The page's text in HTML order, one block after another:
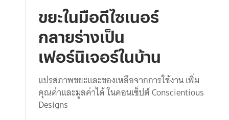
ขยะในมือดีไซเนอร์
กลายร่างเป็น
เฟอร์นิเจอร์ในบ้าน
แปรสภาพขยะและของเหลือจากการใช้งาน เพิ่ม
คุณค่าและมูลค่าได้ ในคอนเซ็ปต์ Conscientious
Designs